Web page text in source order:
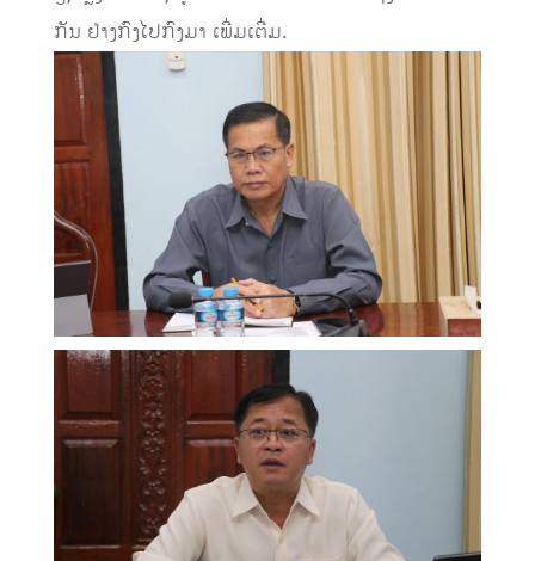
ກັນ ຢ່າງກົງໄປກົງມາ ເພີ່ມເຕີ່ມ.